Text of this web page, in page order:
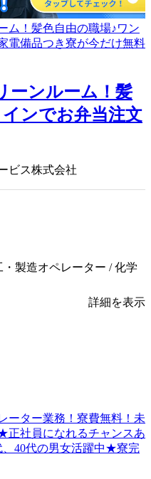
ーンルーム！髪
ンでお弁当注文
ビス株式会社
製造オペレーター / 化学
詳細を表示